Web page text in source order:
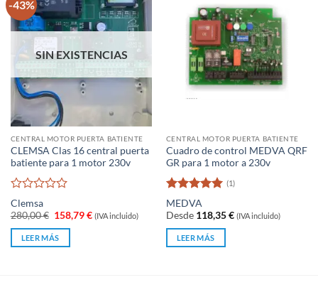
-43%
SIN EXISTENCIAS
CENTRAL MOTOR PUERTA BATIENTE
CLEMSA Clas 16 central puerta
batiente para 1 motor 230v
Valorado
con
0
5
Clemsa
280,00€ El
precio
original
era:
158,79€El
precio
(IVA incluido)
LEER MÁS
CENTRAL MOTOR PUERTA BATIENTE
Cuadro de control MEDVA QRF
GR para 1 motor a 230v
Valorado
con5 de 5
(1)
MEDVA
Desde 118,35€ (IVA incluido)
LEER MÁS